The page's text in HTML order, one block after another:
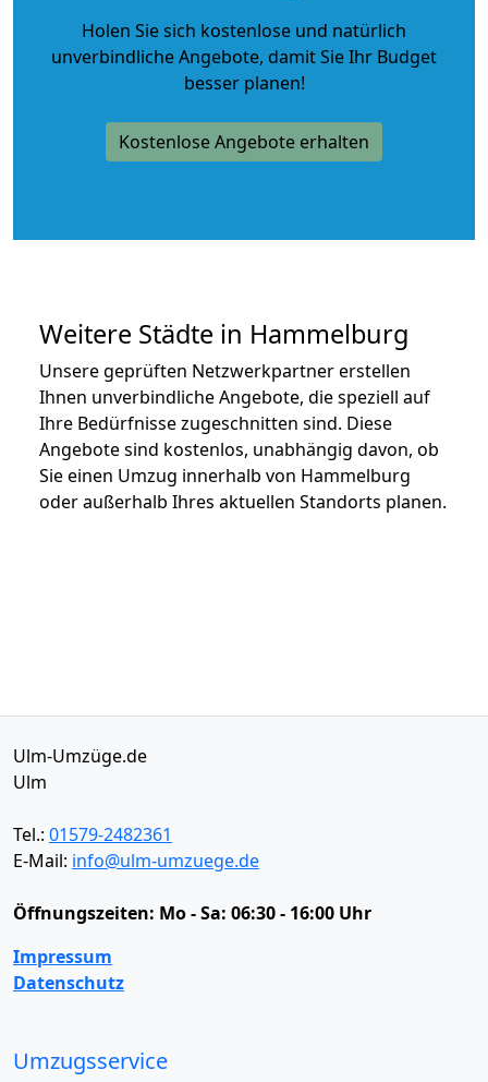
Holen Sie sich kostenlose und natürlich
unverbindliche Angebote, damit Sie Ihr Budget
besser planen!
Kostenlose Angebote erhalten
Weitere Städte in Hammelburg
Unsere geprüften Netzwerkpartner erstellen
Ihnen unverbindliche Angebote, die speziell auf
Ihre Bedürfnisse zugeschnitten sind. Diese
Angebote sind kostenlos, unabhängig davon, ob
Sie einen Umzug innerhalb von Hammelburg
oder außerhalb Ihres aktuellen Standorts planen.
Ulm-Umzüge.de
Ulm
Tel.: 01579-2482361
E-Mail: info@ulm-umzuege.de
Öffnungszeiten: Mo - Sa: 06:30 - 16:00 Uhr
Impressum
Datenschutz
Umzugsservice